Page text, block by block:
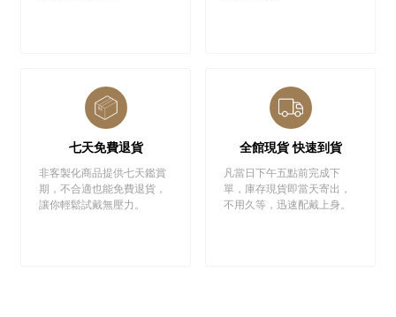
七天免費退貨
非客製化商品提供七天鑑賞
期，不合適也能免費退貨，
讓你輕鬆試戴無壓力。
全館現貨 快速到貨
凡當日下午五點前完成下
單，庫存現貨即當天寄出，
不用久等，迅速配戴上身。